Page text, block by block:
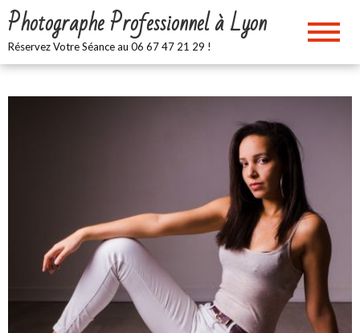
Skip
to
content
Photographe Professionnel à Lyon
Réservez Votre Séance au 06 67 47 21 29 !